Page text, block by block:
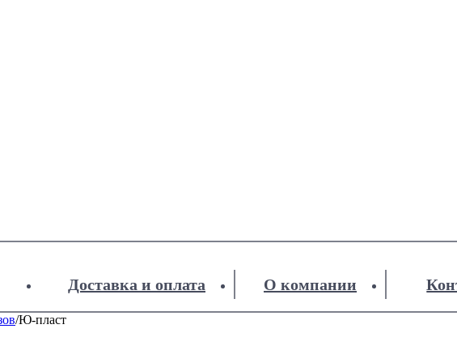
Доставка и оплата О компании
/Ю-пласт